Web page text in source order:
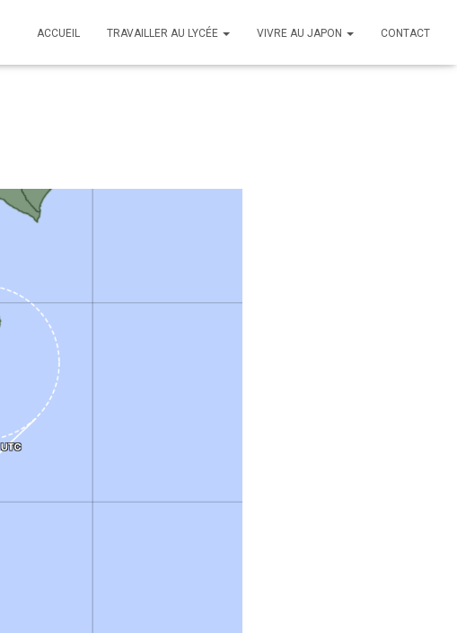
ACCUEIL TRAVAILLER AU LYCÉE VIVRE AU JAPON CONTACT